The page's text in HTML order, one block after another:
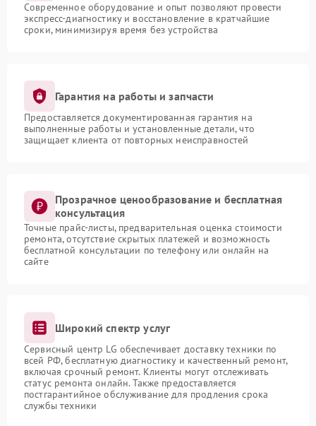
Современное оборудование и опыт позволяют провести
экспресс-диагностику и восстановление в кратчайшие
сроки, минимизируя время без устройства
Гарантия на работы и запчасти
Предоставляется документированная гарантия на
выполненные работы и установленные детали, что
защищает клиента от повторных неисправностей
Прозрачное ценообразование и бесплатная
консультация
Точные прайс-листы, предварительная оценка стоимости
ремонта, отсутствие скрытых платежей и возможность
бесплатной консультации по телефону или онлайн на
сайте
Широкий спектр услуг
Сервисный центр LG обеспечивает доставку техники по
всей РФ, бесплатную диагностику и качественный ремонт,
включая срочный ремонт. Клиенты могут отслеживать
статус ремонта онлайн. Также предоставляется
постгарантийное обслуживание для продления срока
службы техники